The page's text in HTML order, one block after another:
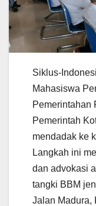
Siklus-
Mahasiswa
Pemerintahan
Pemerintah
mendadak ke
Langkah ini
dan advokasi
tangki BBM
Jalan Madura,